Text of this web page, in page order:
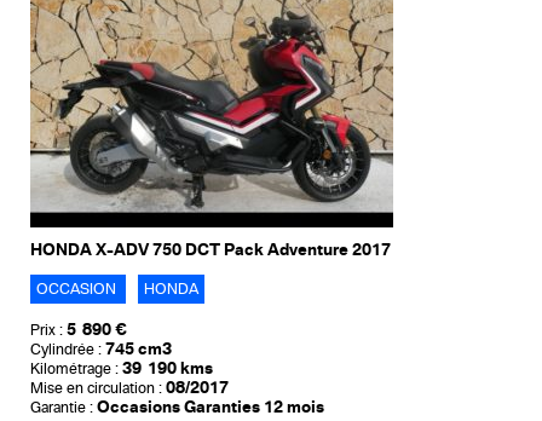
HONDA X-ADV 750 DCT Pack Adventure 2017
OCCASION HONDA
Prix : 5 890 €
Cylindrée : 745 cm3
Kilométrage : 39 190 kms
Mise en circulation : 08/2017
Garantie : Occasions Garanties 12 mois